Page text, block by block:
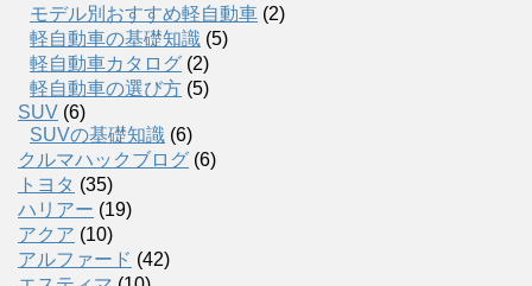
モデル別おすすめ軽自動車 (2)
軽自動車の基礎知識 (5)
軽自動車カタログ (2)
軽自動車の選び方 (5)
SUV (6)
SUVの基礎知識 (6)
クルマハックブログ (6)
トヨタ (35)
ハリアー (19)
アクア (10)
アルファード (42)